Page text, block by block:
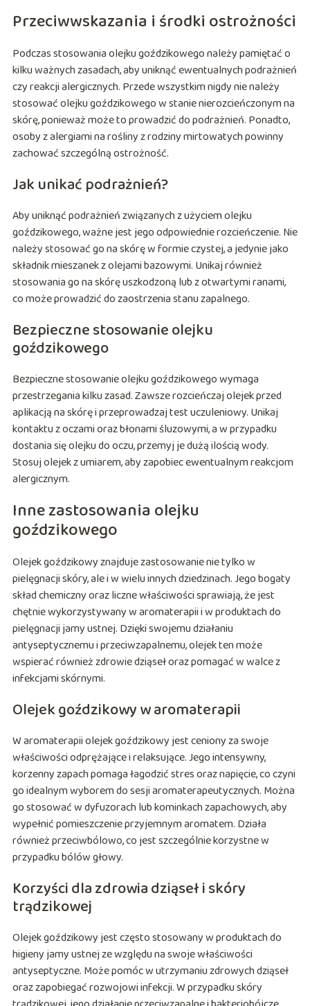
Przeciwwskazania i środki ostrożności
Podczas stosowania olejku goździkowego należy pamiętać o
kilku ważnych zasadach, aby uniknąć ewentualnych podrażnień
czy reakcji alergicznych. Przede wszystkim nigdy nie należy
stosować olejku goździkowego w stanie nierozcieńczonym na
skórę, ponieważ może to prowadzić do podrażnień. Ponadto,
osoby z alergiami na rośliny z rodziny mirtowatych powinny
zachować szczególną ostrożność.
Jak unikać podrażnień?
Aby uniknąć podrażnień związanych z użyciem olejku
goździkowego, ważne jest jego odpowiednie rozcieńczenie. Nie
należy stosować go na skórę w formie czystej, a jedynie jako
składnik mieszanek z olejami bazowymi. Unikaj również
stosowania go na skórę uszkodzoną lub z otwartymi ranami,
co może prowadzić do zaostrzenia stanu zapalnego.
Bezpieczne stosowanie olejku
goździkowego
Bezpieczne stosowanie olejku goździkowego wymaga
przestrzegania kilku zasad. Zawsze rozcieńczaj olejek przed
aplikacją na skórę i przeprowadzaj test uczuleniowy. Unikaj
kontaktu z oczami oraz błonami śluzowymi, a w przypadku
dostania się olejku do oczu, przemyj je dużą ilością wody.
Stosuj olejek z umiarem, aby zapobiec ewentualnym reakcjom
alergicznym.
Inne zastosowania olejku
goździkowego
Olejek goździkowy znajduje zastosowanie nie tylko w
pielęgnacji skóry, ale i w wielu innych dziedzinach. Jego bogaty
skład chemiczny oraz liczne właściwości sprawiają, że jest
chętnie wykorzystywany w aromaterapii i w produktach do
pielęgnacji jamy ustnej. Dzięki swojemu działaniu
antyseptycznemu i przeciwzapalnemu, olejek ten może
wspierać również zdrowie dziąseł oraz pomagać w walce z
infekcjami skórnymi.
Olejek goździkowy w aromaterapii
W aromaterapii olejek goździkowy jest ceniony za swoje
właściwości odprężające i relaksujące. Jego intensywny,
korzenny zapach pomaga łagodzić stres oraz napięcie, co czyni
go idealnym wyborem do sesji aromaterapeutycznych. Można
go stosować w dyfuzorach lub kominkach zapachowych, aby
wypełnić pomieszczenie przyjemnym aromatem. Działa
również przeciwbólowo, co jest szczególnie korzystne w
przypadku bólów głowy.
Korzyści dla zdrowia dziąseł i skóry
trądzikowej
Olejek goździkowy jest często stosowany w produktach do
higieny jamy ustnej ze względu na swoje właściwości
antyseptyczne. Może pomóc w utrzymaniu zdrowych dziąseł
oraz zapobiegać rozwojowi infekcji. W przypadku skóry